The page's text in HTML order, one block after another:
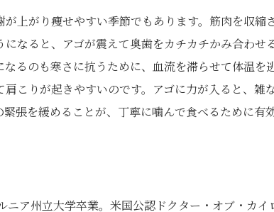
上がり痩せやすい季節でもあります。筋肉を収縮
になると、アゴが震えて奥歯をカチカチかみ合わせ
るのも寒さに抗うために、血流を滞らせて体温を
こりが起きやすいのです。アゴに力が入ると、雑
張を緩めることが、丁寧に噛んで食べるために有
ニア州立大学卒業。米国公認ドクター・オブ・カイ